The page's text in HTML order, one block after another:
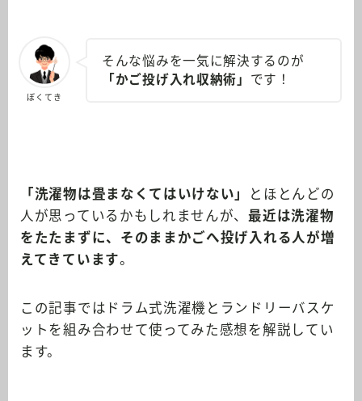
ぼくてき
そんな悩みを一気に解決するのが
「かご投げ入れ収納術」 です！
「洗濯物は畳まなくてはいけない」
とほとんどの
人が思っているかもしれませんが、最近は洗濯物
をたたまずに、そのままかごへ投げ入れる人が増
えてきています。
この記事ではドラム式洗濯機とランドリーバスケ
ットを組み合わせて使ってみた感想を解説してい
ます。